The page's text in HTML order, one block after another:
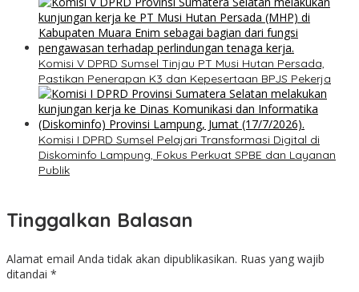
Komisi V DPRD Sumsel Tinjau PT Musi Hutan Persada,
Pastikan Penerapan K3 dan Kepesertaan BPJS Pekerja
Komisi I DPRD Sumsel Pelajari Transformasi Digital di
Diskominfo Lampung, Fokus Perkuat SPBE dan Layanan
Publik
Tinggalkan Balasan
Alamat email Anda tidak akan dipublikasikan. Ruas yang wajib
ditandai *